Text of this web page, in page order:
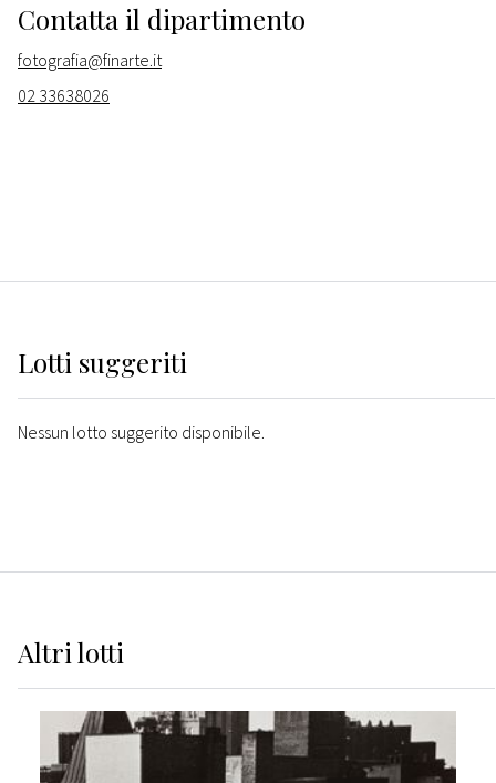
Contatta il dipartimento
fotografia@finarte.it
02 33638026
Lotti suggeriti
Nessun lotto suggerito disponibile.
Altrilotti